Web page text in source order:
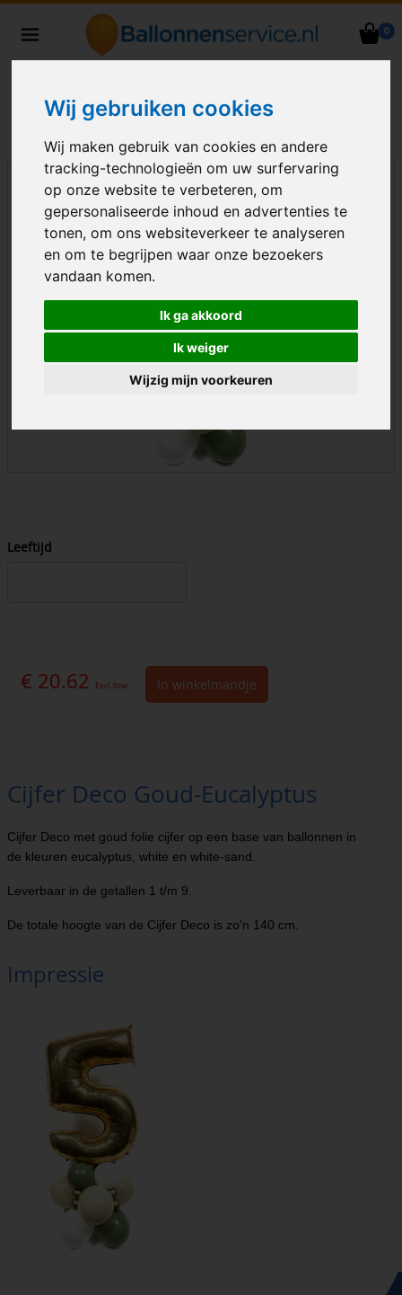
Wij gebruiken cookies
Wij maken gebruik van cookies en andere
tracking-technologieën om uw surfervaring
op onze website te verbeteren, om
gepersonaliseerde inhoud en advertenties te
tonen, om ons websiteverkeer te analyseren
en om te begrijpen waar onze bezoekers
vandaan komen.
Ik ga akkoord
Ik weiger
Wijzig mijn voorkeuren
0
Heliumballonnen en
Leeftijd
€ 20.62 Excl. btw In winkelmandje
Cijfer Deco Goud-Eucalyptus
Cijfer Deco met goud folie cijfer op een base van ballonnen in
de kleuren eucalyptus, white en white-sand.
Leverbaar in de getallen 1 t/m 9.
De totale hoogte van de Cijfer Deco is zo'n 140 cm.
Impressie